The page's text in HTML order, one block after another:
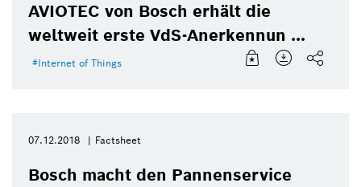
AVIOTEC von Bosch erhält die
weltweit erste VdS-Anerkennun ...
Internet of Things
07.12.2018 Factsheet
Bosch macht den Pannenservice